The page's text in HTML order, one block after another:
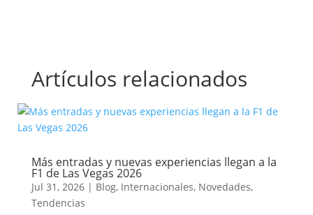
Artículos relacionados
Más entradas y nuevas experiencias llegan a la
F1 de Las Vegas 2026
Jul 31, 2026| Blog, Internacionales, Novedades,
Tendencias